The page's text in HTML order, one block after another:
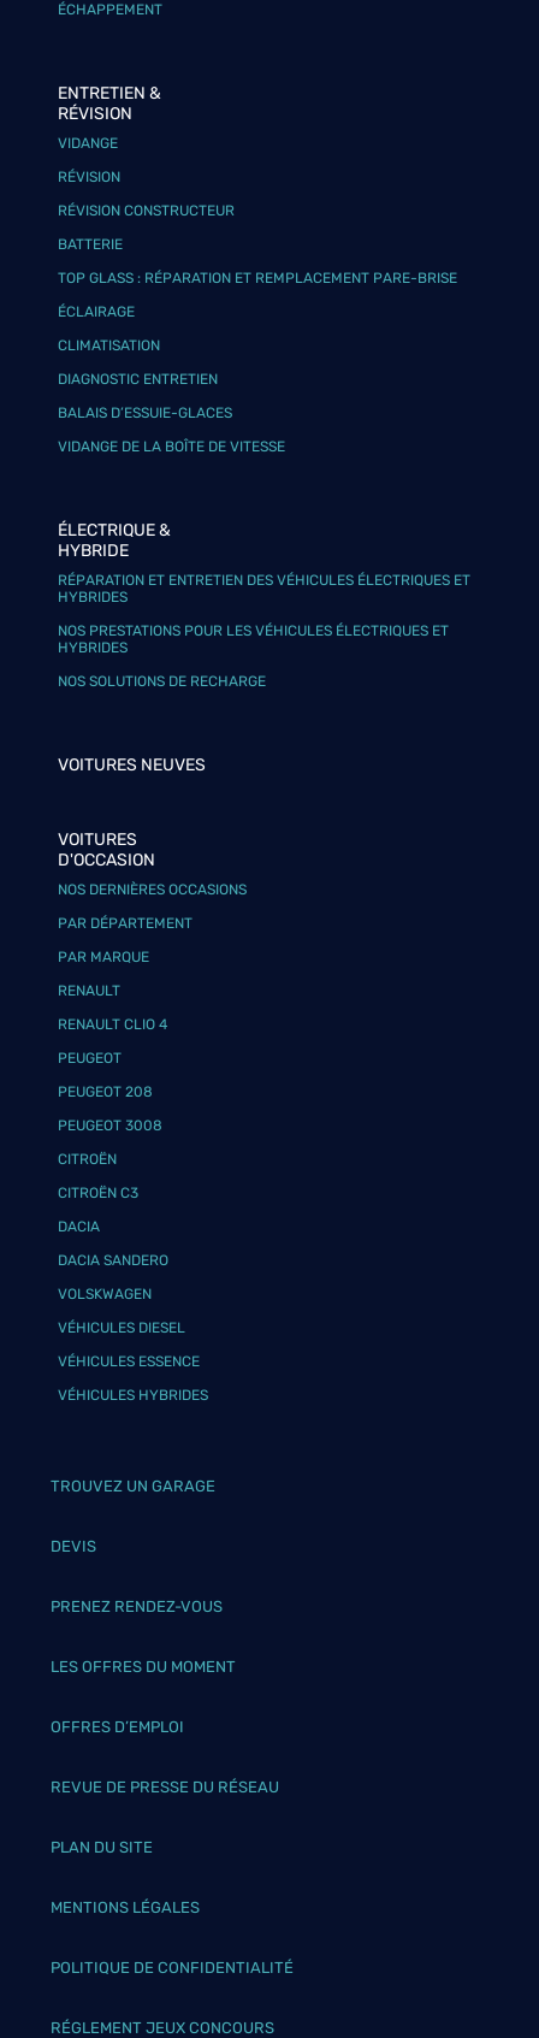
ÉCHAPPEMENT
ENTRETIEN &
RÉVISION
VIDANGE
RÉVISION
RÉVISION CONSTRUCTEUR
BATTERIE
TOP GLASS : RÉPARATION ET REMPLACEMENT PARE-BRISE
ÉCLAIRAGE
CLIMATISATION
DIAGNOSTIC ENTRETIEN
BALAIS D’ESSUIE-GLACES
VIDANGE DE LA BOÎTE DE VITESSE
ÉLECTRIQUE &
HYBRIDE
RÉPARATION ET ENTRETIEN DES VÉHICULES ÉLECTRIQUES ET
HYBRIDES
NOS PRESTATIONS POUR LES VÉHICULES ÉLECTRIQUES ET
HYBRIDES
NOS SOLUTIONS DE RECHARGE
VOITURES NEUVES
VOITURES
D'OCCASION
NOS DERNIÈRES OCCASIONS
PAR DÉPARTEMENT
PAR MARQUE
RENAULT
RENAULT CLIO 4
PEUGEOT
PEUGEOT 208
PEUGEOT 3008
CITROËN
CITROËN C3
DACIA
DACIA SANDERO
VOLSKWAGEN
VÉHICULES DIESEL
VÉHICULES ESSENCE
VÉHICULES HYBRIDES
TROUVEZ UN GARAGE
DEVIS
PRENEZ RENDEZ-VOUS
LES OFFRES DU MOMENT
OFFRES D’EMPLOI
REVUE DE PRESSE DU RÉSEAU
PLAN DU SITE
MENTIONS LÉGALES
POLITIQUE DE CONFIDENTIALITÉ
RÉGLEMENT JEUX CONCOURS